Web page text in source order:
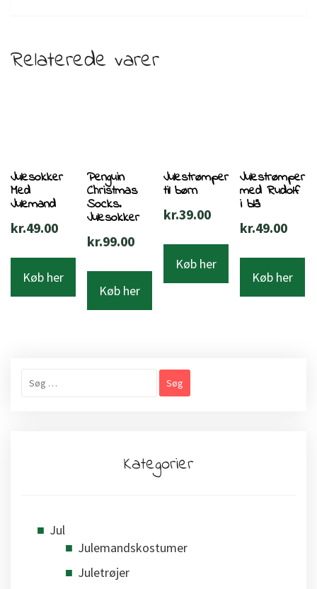
Relaterede varer
Julesokker
Med
Julemand
kr.49.00
Køb her
Penguin
Christmas
Socks.
Julesokker
kr.99.00
Køb her
Julestrømper
til børn
kr.39.00
Køb her
Julestrømper
med Rudolf
i blå
kr.49.00
Køb her
efter:
Kategorier
Jul
Julemandskostumer
Juletrøjer